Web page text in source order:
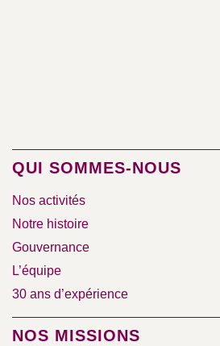
QUI SOMMES-NOUS
Nos activités
Notre histoire
Gouvernance
L’équipe
30 ans d’expérience
NOS MISSIONS